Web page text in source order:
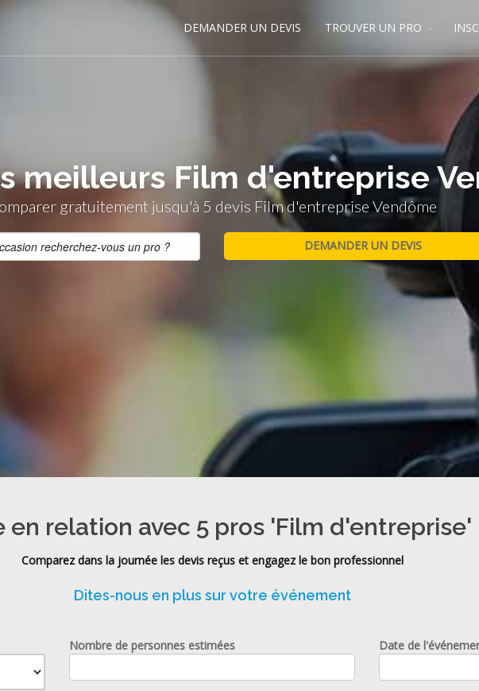
DEMANDER UN DEVIS TROUVER UN PRO
meilleurs Film d'entreprise
gratuitement jusqu'à 5 devis Film d'entreprise Vendôme
en relation avec 5 pros 'Film d'entreprise'
Comparez dans la journée les devis reçus et engagez le bon professionnel
Dites-nous en plus sur votre événement
Nombre de personnes estimées
Date de